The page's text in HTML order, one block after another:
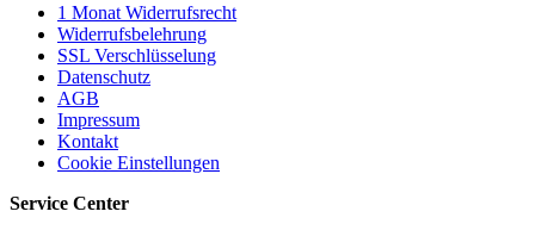
1 Monat Widerrufsrecht
Widerrufsbelehrung
SSL Verschlüsselung
Datenschutz
AGB
Impressum
Kontakt
Cookie Einstellungen
Service Center